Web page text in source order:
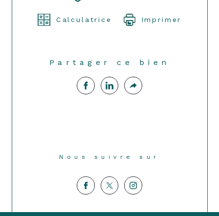
Calculatrice Imprimer
Partager ce bien
Nous suivre sur